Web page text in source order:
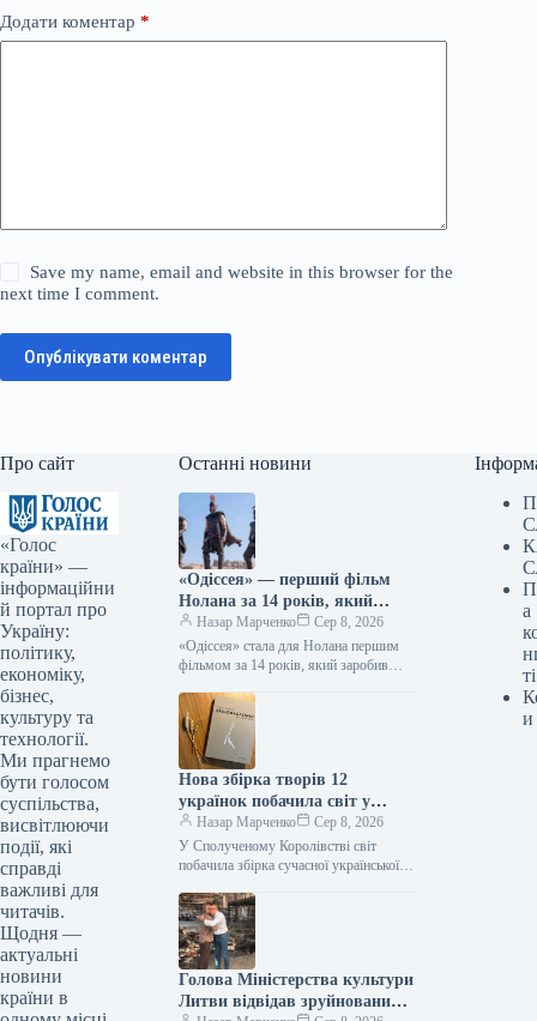
Додати коментар *
Save my name, email and website in this browser for the
next time I comment.
Опублікувати коментар
Про сайт
«Голос
країни» —
інформаційни
й портал про
Україну:
політику,
економіку,
бізнес,
культуру та
технології.
Ми прагнемо
бути голосом
суспільства,
висвітлюючи
події, які
справді
важливі для
читачів.
Щодня —
актуальні
новини
країни в
Останні новини
«Одіссея» — перший фільм
Нолана за 14 років, який
перетнув позначку в 1
мільярд доларів.
Назар Марченко
Сер 8, 2026
«Одіссея» стала для Нолана першим
фільмом за 14 років, який заробив
Укрінформ Стрічка Крістофера
Нолана…
Нова збірка творів 12
українок побачила світ у
Великій Британії, тоді як у
Швеції презентовано видання
Наталки Ворожбит.
Назар Марченко
Сер 8, 2026
У Сполученому Королівстві світ
побачила збірка сучасної української
Ukrainian Women’s Poetry”, що вміщує
твори 12 автор_ок.…
Голова Міністерства культури
Литви відвідав зруйнований
а
ті
и